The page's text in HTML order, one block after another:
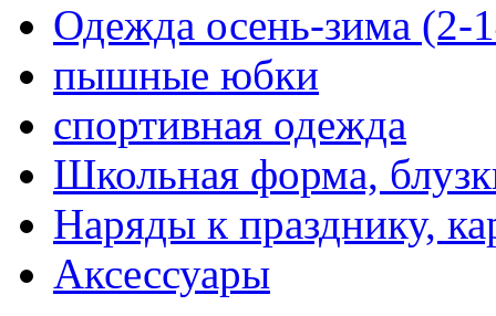
Одежда осень-зима (2-
пышные юбки
спортивная одежда
Школьная форма,
Наряды к празднику,
Аксессуары